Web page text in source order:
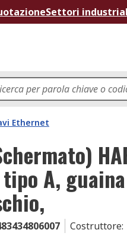
Settori
Ethernet
A,
Costruttore: